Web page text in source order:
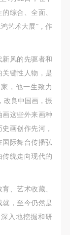
综合、全面、
艺术大展”，作
风的先驱者和
关键性人物，是
，他一生致力
改良中国画，振
这些外来画种
画创作先河，
际舞台传播弘
统走向现代的
、艺术收藏、
，至今仍然是
入地挖掘和研
险与责任自
要的风险意
的相关法
，并应该具
为乐的良好
全民事行为
成年人的陪
任自负。鼓
一旦出现事
不承担人身
参加活动的
险与责任自
要的风险意
的相关法
，并应该具
为乐的良好
全民事行为
成年人的陪
任自负。鼓
一旦出现事
不承担人身
参加活动的
险与责任自
要的风险意
的相关法
，并应该具
为乐的良好
全民事行为
成年人的陪
任自负。鼓
一旦出现事
不承担人身
参加活动的